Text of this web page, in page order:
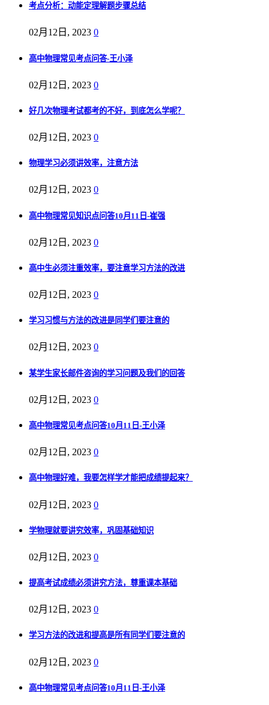
考点分析：动能定理解题步骤总结
02月12日, 2023 0
高中物理常见考点问答-王小泽
02月12日, 2023 0
好几次物理考试都考的不好，到底怎么学呢？
02月12日, 2023 0
物理学习必须讲效率，注意方法
02月12日, 2023 0
高中物理常见知识点问答10月11日-崔强
02月12日, 2023 0
高中生必须注重效率，要注意学习方法的改进
02月12日, 2023 0
学习习惯与方法的改进是同学们要注意的
02月12日, 2023 0
某学生家长邮件咨询的学习问题及我们的回答
02月12日, 2023 0
高中物理常见考点问答10月11日-王小泽
02月12日, 2023 0
高中物理好难，我要怎样学才能把成绩提起来？
02月12日, 2023 0
学物理就要讲究效率，巩固基础知识
02月12日, 2023 0
提高考试成绩必须讲究方法，尊重课本基础
02月12日, 2023 0
学习方法的改进和提高是所有同学们要注意的
02月12日, 2023 0
高中物理常见考点问答10月11日-王小泽